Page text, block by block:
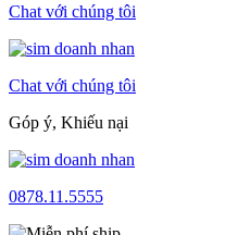
Chat với chúng tôi
Chat với chúng tôi
Góp ý, Khiếu nại
0878.11.5555